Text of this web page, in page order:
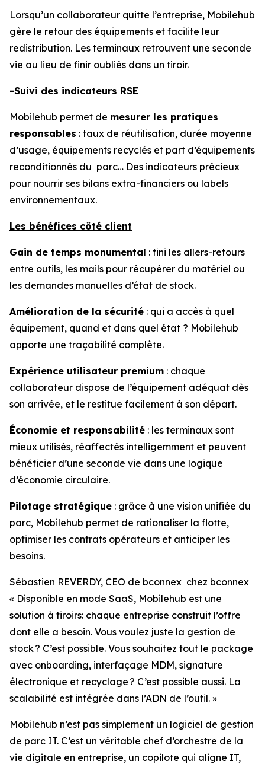
Lorsqu’un collaborateur quitte l’entreprise, Mobilehub
gère le retour des équipements et facilite leur
redistribution. Les terminaux retrouvent une seconde
vie au lieu de finir oubliés dans un tiroir.
-Suivi des indicateurs RSE
Mobilehub permet de mesurer les pratiques
responsables : taux de réutilisation, durée moyenne
d’usage, équipements recyclés et part d’équipements
reconditionnés du parc… Des indicateurs précieux
pour nourrir ses bilans extra-financiers ou labels
environnementaux.
Les bénéfices côté client
Gain de temps monumental : fini les allers-retours
entre outils, les mails pour récupérer du matériel ou
les demandes manuelles d’état de stock.
Amélioration de la sécurité : qui a accès à quel
équipement, quand et dans quel état ? Mobilehub
apporte une traçabilité complète.
Expérience utilisateur premium : chaque
collaborateur dispose de l’équipement adéquat dès
son arrivée, et le restitue facilement à son départ.
Économie et responsabilité : les terminaux sont
mieux utilisés, réaffectés intelligemment et peuvent
bénéficier d’une seconde vie dans une logique
d’économie circulaire.
Pilotage stratégique : grâce à une vision unifiée du
parc, Mobilehub permet de rationaliser la flotte,
optimiser les contrats opérateurs et anticiper les
besoins.
Sébastien REVERDY, CEO de bconnex chez bconnex
« Disponible en mode SaaS, Mobilehub est une
solution à tiroirs: chaque entreprise construit l’offre
dont elle a besoin. Vous voulez juste la gestion de
stock ? C’est possible. Vous souhaitez tout le package
avec onboarding, interfaçage MDM, signature
électronique et recyclage ? C’est possible aussi. La
scalabilité est intégrée dans l’ADN de l’outil. »
Mobilehub n’est pas simplement un logiciel de gestion
de parc IT. C’est un véritable chef d’orchestre de la
vie digitale en entreprise, un copilote qui aligne IT,